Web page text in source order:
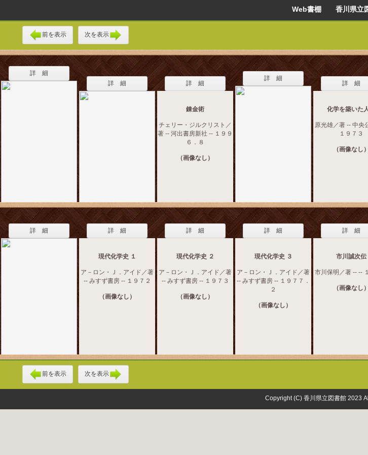
Web書棚 香川県立
前を表示 次を表示
詳 細
詳 細
詳 細
錬金術
チェリー・ジルクリスト／
著 -- 河出書房新社 -- １９９
６．８
（画像なし）
詳 細
詳 細
化学を築いた
原光雄／著 -- 中央
１９７３
（画像なし）
詳 細 詳 細
現代化学史 １
ア－ロン・Ｊ．アイド／著
-- みすず書房 -- １９７２
（画像なし）
詳 細
現代化学史 ２
ア－ロン・Ｊ．アイド／著
-- みすず書房 -- １９７３
（画像なし）
詳 細
現代化学史 ３
ア－ロン・Ｊ．アイド／著
-- みすず書房 -- １９７７．
２
（画像なし）
詳 細
市川誠次伝
市川保明／著 -- --
（画像なし）
前を表示 次を表示
Copyright (C) 香川県立図書館 2023